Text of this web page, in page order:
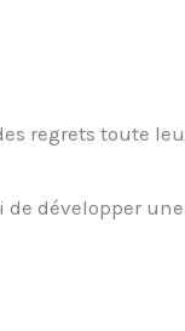
regrets toute
de développer une